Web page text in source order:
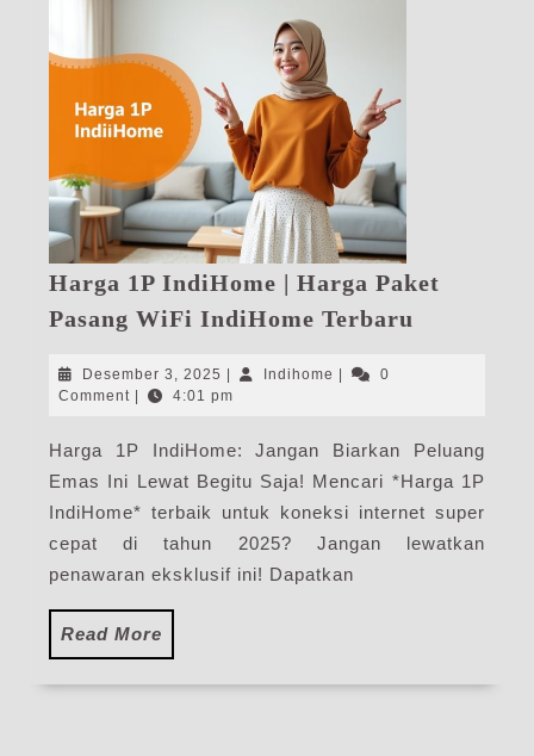
Harga 1P IndiHome | Harga Paket
Pasang WiFi IndiHome Terbaru
Paket
Pasang
WiFi
IndiHome
Desember 3, 2025 Desember
3,
| Indihome Indihome
|
0
Comment | 4:01 pm
Harga 1P IndiHome: Jangan Biarkan Peluang
Emas Ini Lewat Begitu Saja! Mencari *Harga 1P
IndiHome* terbaik untuk koneksi internet super
cepat di tahun 2025? Jangan lewatkan
penawaran eksklusif ini! Dapatkan
Read More
More